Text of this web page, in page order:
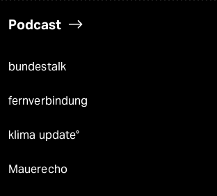
Podcast
bundestalk
fernverbindung
klima update°
Mauerecho